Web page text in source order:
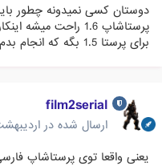
دوستان کسی نمیدونه چطور
پرستاشاپ 1.6 راحت
برای پرستا 1.5 بگه که انجام بدم ممنون
film2serial
ارسال شده در اردیبهشت 5،
یعنی واقعا توی پرستاشاپ